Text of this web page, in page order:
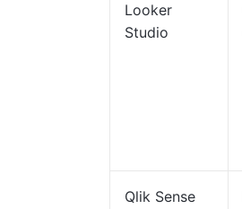
Looker
Studio
Qlik Sense